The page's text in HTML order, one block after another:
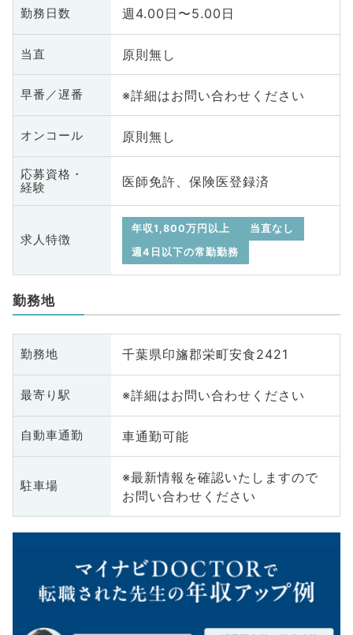
勤務日数 週4.00日〜5.00日
当直 原則無し
早番／遅番 ※詳細はお問い合わせください
オンコール 原則無し
応募資格・
経験
医師免許、保険医登録済
求人特徴
年収1,800万円以上
当直なし
週4日以下の常勤勤務
勤務地
勤務地 千葉県印旛郡栄町安食2421
最寄り駅 ※詳細はお問い合わせください
自動車通勤 車通勤可能
駐車場
※最新情報を確認いたしますので
お問い合わせください